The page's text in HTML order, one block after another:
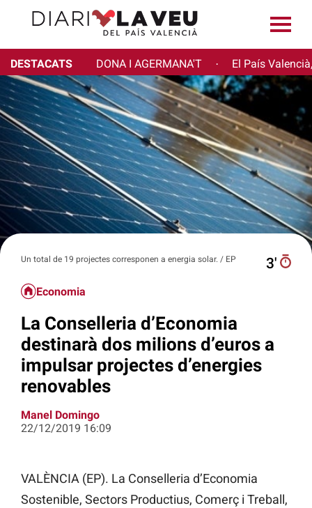
DESTACATS DONA I AGERMANA'T · El País
Un total de 19 projectes corresponen a energia solar. / EP 3′
Economia
La Conselleria d’Economia
destinarà dos milions d’euros a
impulsar projectes d’energies
renovables
Manel Domingo
22/12/2019 16:09
VALÈNCIA (EP). La Conselleria d’Economia
Sostenible, Sectors Productius, Comerç i Treball,